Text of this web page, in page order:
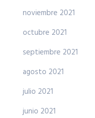
noviembre 2021
octubre 2021
septiembre 2021
agosto 2021
julio 2021
junio 2021